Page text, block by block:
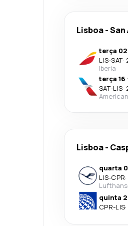
Lisboa-San
terça 02
LIS-SAT·
Iberia
terça 16
SAT-LIS·
Lisboa-
quarta
LIS-CPR·
quinta
CPR-LIS·